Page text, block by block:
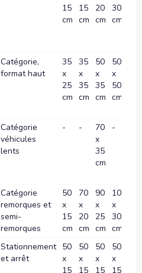
15
cm
15
cm
20
cm
30
cm
Catégorie,
format haut
35
x
25
cm
35
x
35
cm
50
x
35
cm
50
x
50
cm
Catégorie
véhicules
lents
- -
70
x
35
cm
-
Catégorie
remorques et
semi-
remorques
50
x
15
cm
70
x
20
cm
90
x
25
cm
100
x
30
cm
Stationnement
et arrêt
50
x
15
50
x
15
50
x
15
50
x
15